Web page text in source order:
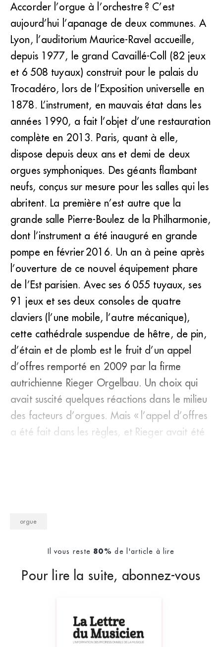
Accorder l’orgue à l’orchestre ? C’est
aujourd’hui l’apanage de deux communes. A
Lyon, l’auditorium Maurice-Ravel accueille,
depuis 1977, le grand Cavaillé-Coll (82 jeux
et 6 508 tuyaux) construit pour le palais du
Trocadéro, lors de l’Exposition universelle en
1878. L’instrument, en mauvais état dans les
années 1990, a fait l’objet d’une restauration
complète en 2013. Paris, quant à elle,
dispose depuis deux ans et demi de deux
orgues symphoniques. Des géants flambant
neufs, conçus sur mesure pour les salles qui les
abritent. La première n’est autre que la
grande salle Pierre-Boulez de la Philharmonie,
dont l’instrument a été inauguré en grande
pompe en février 2016. Un an à peine après
l’ouverture de ce nouvel équipement phare
de l’Est parisien. Avec ses 6 055 tuyaux, ses
91 jeux et ses deux consoles de quatre
claviers (l’une mobile, l’autre mécanique),
cette cathédrale suspendue de hêtre, de pin,
d’étain et de plomb est le fruit d’un appel
d’offres remporté en 2009 par la firme
autrichienne Rieger Orgelbau. Un choix qui
avait suscité quelques réactions dans le milieu
des facteurs d’orgues. Mais « l’appel d’offres
a été fait dans les règles, et Rieger avait été
orgue
Il vous reste 80% de l'article à lire
Pour lire la suite, abonnez-vous